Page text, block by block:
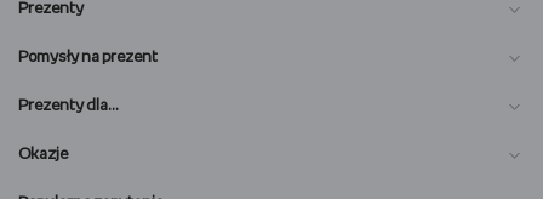
Prezenty
Pomysły na prezent
Prezenty dla…
Okazje